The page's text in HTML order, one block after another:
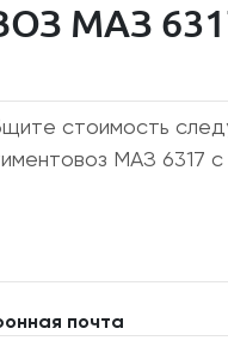
МАЗ
почта